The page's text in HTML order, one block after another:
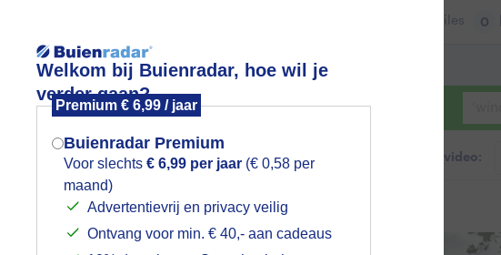
Welkom bij Buienradar, hoe wil je
verder gaan?
Premium € 6,99 / jaar
Buienradar Premium
Voor slechts € 6,99 per jaar (€ 0,58 per
maand)
Advertentievrij en privacy veilig
Ontvang voor min. € 40,- aan cadeaus
Files 0
Lees meer.
Foto en video Weerzine
Zoeken in foto & video:
met zon in de middag
Mogen we je locatie gebruiken voor
het weer?